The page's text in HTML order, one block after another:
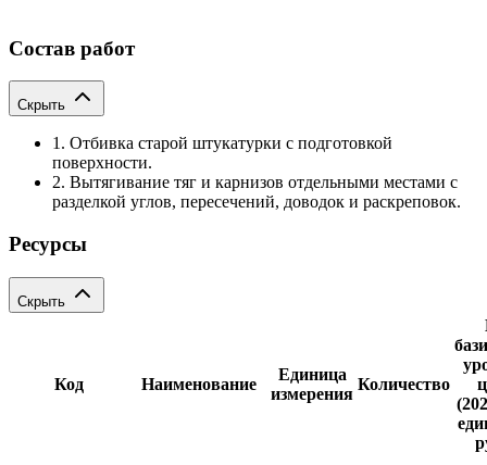
Состав работ
Скрыть
1. Отбивка старой штукатурки с подготовкой
поверхности.
2. Вытягивание тяг и карнизов отдельными местами с
разделкой углов, пересечений, доводок и раскреповок.
Ресурсы
Скрыть
Код Наименование
Единица
измерения
Количество